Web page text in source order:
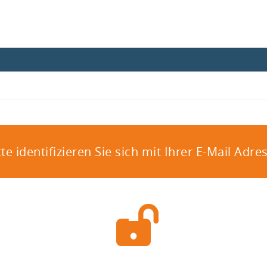
identifizieren Sie sich mit Ihrer E-Mail